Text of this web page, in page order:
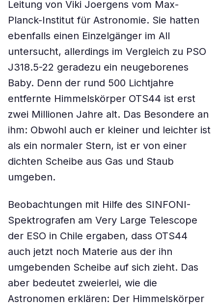
Leitung von Viki Joergens vom Max-
Planck-Institut für Astronomie. Sie hatten
ebenfalls einen Einzelgänger im All
untersucht, allerdings im Vergleich zu PSO
J318.5-22 geradezu ein neugeborenes
Baby. Denn der rund 500 Lichtjahre
entfernte Himmelskörper OTS44 ist erst
zwei Millionen Jahre alt. Das Besondere an
ihm: Obwohl auch er kleiner und leichter ist
als ein normaler Stern, ist er von einer
dichten Scheibe aus Gas und Staub
umgeben.
Beobachtungen mit Hilfe des SINFONI-
Spektrografen am Very Large Telescope
der ESO in Chile ergaben, dass OTS44
auch jetzt noch Materie aus der ihn
umgebenden Scheibe auf sich zieht. Das
aber bedeutet zweierlei, wie die
Astronomen erklären: Der Himmelskörper